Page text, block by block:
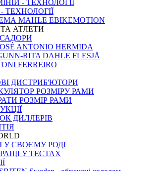
- ТЕХНОЛОГІЇ
ТЕХНОЛОГІЇ
MAHLE EBIKEMOTION
АТЛЕТИ
ANTONIO HERMIDA
RITA DAHLE FLESJÅ
FERREIRO
ДИСТРИБ'ЮТОРИ
РОЗМIРУ РАМИ
РОЗМІР РАМИ
ДИЛЛЕРІВ
У СВОЄМУ РОДI
У ТЕСТАХ